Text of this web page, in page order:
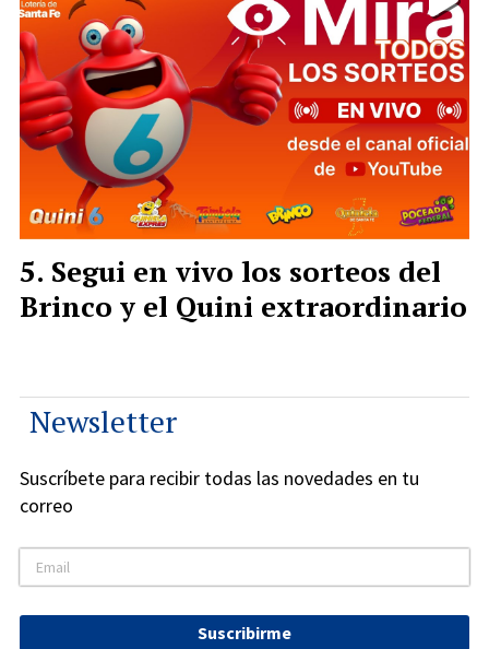
Segui en vivo los sorteos del
Brinco y el Quini extraordinario
Newsletter
Suscríbete para recibir todas las novedades en tu
correo
Suscribirme